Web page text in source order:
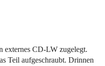
externes CD-LW zugelegt.
Teil aufgeschraubt. Drinnen